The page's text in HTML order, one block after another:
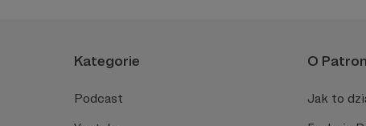
Kategorie
Podcast
O
Jak to